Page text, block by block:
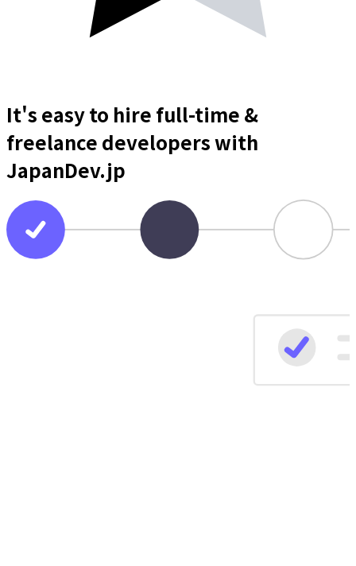
It's easy to hire full-time &
freelance developerswith
JapanDev.jp